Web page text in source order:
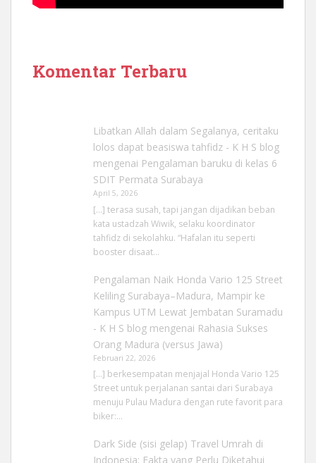
Komentar Terbaru
Libatkan Allah dalam Segalanya, ceritaku
lolos dapat beasiswa tahfidz - K H S blog
mengenai Pengalaman baruku di kelas 6
SDIT Permata Surabaya
April 5, 2026
[…] terasa susah, tapi jangan dijadikan beban
kata ustadzah Wiwik, selaku koordinator
tahfidz di sekolahku. “Hafalan itu seperti
booster disaat…
Pengalaman Naik Honda Vario 125 Street
Keliling Surabaya–Madura, Mampir ke
Kampus UTM Lewat Jembatan Suramadu
- K H S blogmengenai Rahasia Sukses
Orang Madura (versus Jawa)
Februari 22, 2026
[…] berkesempatan menjajal Honda Vario 125
Street untuk perjalanan santai dari Surabaya
menuju Pulau Madura dengan rute favorit para
biker:…
Dark Side (sisi gelap) Travel Umrah di
Indonesia: Fakta yang Perlu Diketahui